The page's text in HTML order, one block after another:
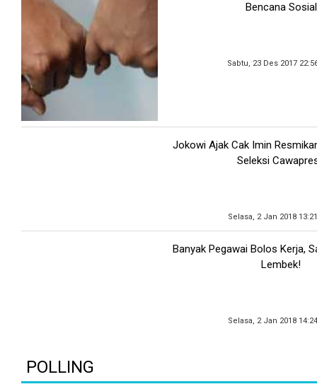
Bencana Sosial
Sabtu, 23 Des 2017
Jokowi Ajak Cak Imin
Seleksi
Selasa, 2 Jan 2018
Banyak Pegawai Bolos Kerja,
Lembek!
Selasa, 2 Jan 2018
POLLING